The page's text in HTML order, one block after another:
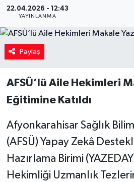
22.04.2026 - 12:43
YAYINLANMA
Paylaş
AFSÜ’lü Aile Hekimleri
Eğitimine Katıldı
Afyonkarahisar Sağlık
(AFSÜ) Yapay Zekâ
Hazırlama Birimi
Hekimliği Uzmanlık
Haber Arşivi